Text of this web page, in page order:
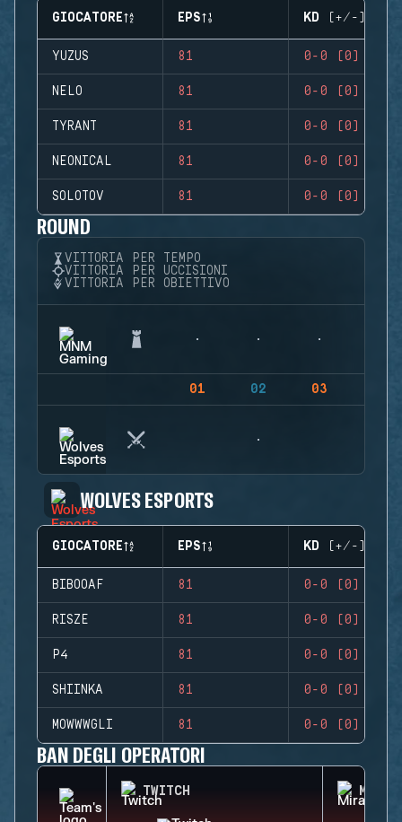
GIOCATORE EPS KD (+/-)
YUZUS 81 0-0 (0)
NELO 81 0-0 (0)
TYRANT 81 0-0 (0)
NEONICAL 81 0-0 (0)
SOLOTOV 81 0-0 (0)
ROUND
VITTORIA PER TEMPO
VITTORIA PER UCCISIONI
VITTORIA PER OBIETTIVO
01 02 03
WOLVES ESPORTS
GIOCATORE EPS KD (+/-)
BIBOOAF 81 0-0 (0)
RISZE 81 0-0 (0)
P4 81 0-0 (0)
SHIINKA 81 0-0 (0)
MOWWWGLI 81 0-0 (0)
BAN DEGLI OPERATORI
TWITCH MIRA